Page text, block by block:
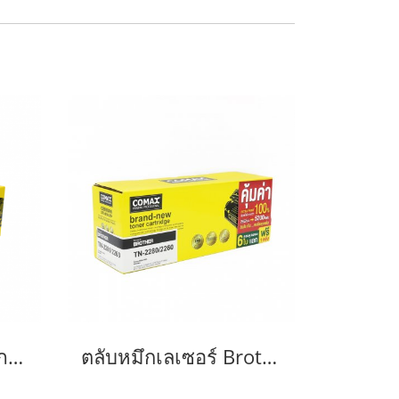
ตลับหมึกเลเซอร์คุณภาพสูงสำหรับ Brother รุ่น TN2360/TN2380 ตลับหมึกเลเซอร์ Brother รุ่น TN2280/TN2260-JUMBO